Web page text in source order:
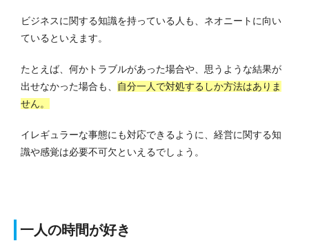
ビジネスに関する知識を持っている人も、ネオニートに向い
ているといえます。
たとえば、何かトラブルがあった場合や、思うような結果が
出せなかった場合も、
自分一人で対処するしか方法はありま
せん。
イレギュラーな事態にも対応できるように、経営に関する知
識や感覚は必要不可欠といえるでしょう。
一人の時間が好き